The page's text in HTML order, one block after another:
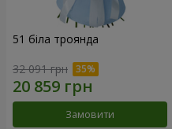
51 біла троянда
32 091 грн
Замовити